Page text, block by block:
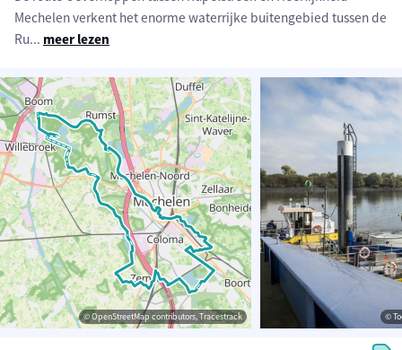
Mechelen verkent het enorme waterrijke buitengebied tussen de
Ru... meer lezen
© OpenStreetMap contributors, Tracestrack ©